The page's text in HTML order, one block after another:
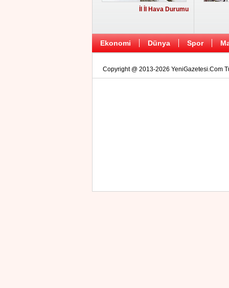
İl İl Hava Durumu
Ekonomi Dünya Spor
Copyright @ 2013-2026 YeniGazetesi.Com